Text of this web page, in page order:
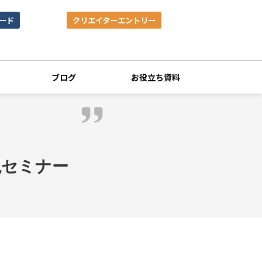
ド クリエイターエントリー
ブログ お役立ち資料
ミナー